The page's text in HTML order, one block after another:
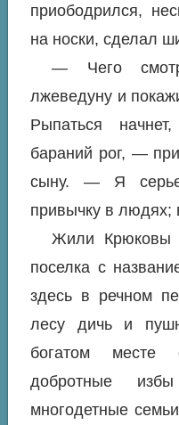
приободрился,
на носки, сделал
— Чего
лжеведуну и
Рыпаться
бараний рог, —
сыну. — Я
привычку в людях;
Жили Крюковы
поселка с
здесь в речном
лесу дичь и
богатом месте
добротные
многодетные